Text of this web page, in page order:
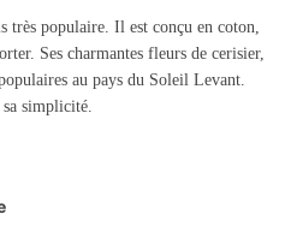
très populaire. Il est conçu en coton,
Ses charmantes fleurs de cerisier,
au pays du Soleil Levant.
sa simplicité.